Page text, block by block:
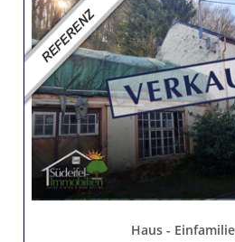
Haus -